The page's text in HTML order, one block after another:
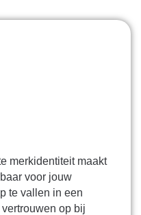
merkidentiteit maakt
voor jouw
te vallen in een
op bij